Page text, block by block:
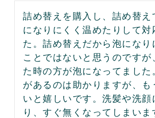
詰め替えを購入し、詰め替え
になりにくく温めたりして対
た。詰め替えだから泡になり
ことではないと思うのですが
た時の方が泡になってました
があるのは助かりますが、も
いと嬉しいです。洗髪や洗顔
り、すぐ無くなってしまい